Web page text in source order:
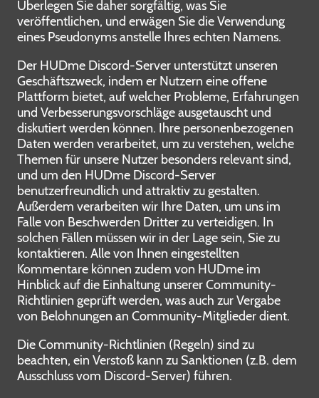
Überlegen Sie daher sorgfältig, was Sie
veröffentlichen, und erwägen Sie die Verwendung
eines Pseudonyms anstelle Ihres echten Namens.
Der HUDme Discord-Server unterstützt unseren
Geschäftszweck, indem er Nutzern eine offene
Plattform bietet, auf welcher Probleme, Erfahrungen
und Verbesserungsvorschläge ausgetauscht und
diskutiert werden können. Ihre personenbezogenen
Daten werden verarbeitet, um zu verstehen, welche
Themen für unsere Nutzer besonders relevant sind,
und um den HUDme Discord-Server
benutzerfreundlich und attraktiv zu gestalten.
Außerdem verarbeiten wir Ihre Daten, um uns im
Falle von Beschwerden Dritter zu verteidigen. In
solchen Fällen müssen wir in der Lage sein, Sie zu
kontaktieren. Alle von Ihnen eingestellten
Kommentare können zudem von HUDme im
Hinblick auf die Einhaltung unserer Community-
Richtlinien geprüft werden, was auch zur Vergabe
von Belohnungen an Community-Mitglieder dient.
Die Community-Richtlinien (Regeln) sind zu
beachten, ein Verstoß kann zu Sanktionen (z.B. dem
Ausschluss vom Discord-Server) führen.